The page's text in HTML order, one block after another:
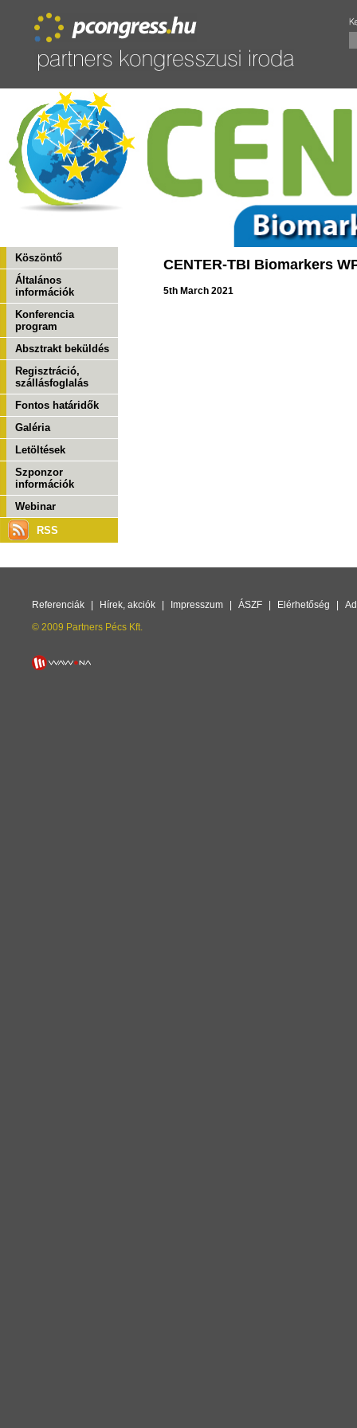
Köszöntő
Általános
információk
Konferencia
program
Absztrakt beküldés
Regisztráció,
szállásfoglalás
Fontos határidők
Galéria
Letöltések
Szponzor
információk
Webinar
RSS
CENTER-TBI Biomarkers
5th March 2021
Referenciák Hírek, akciók Impresszum ÁSZF Elérhetőség
© 2009 Partners Pécs Kft.